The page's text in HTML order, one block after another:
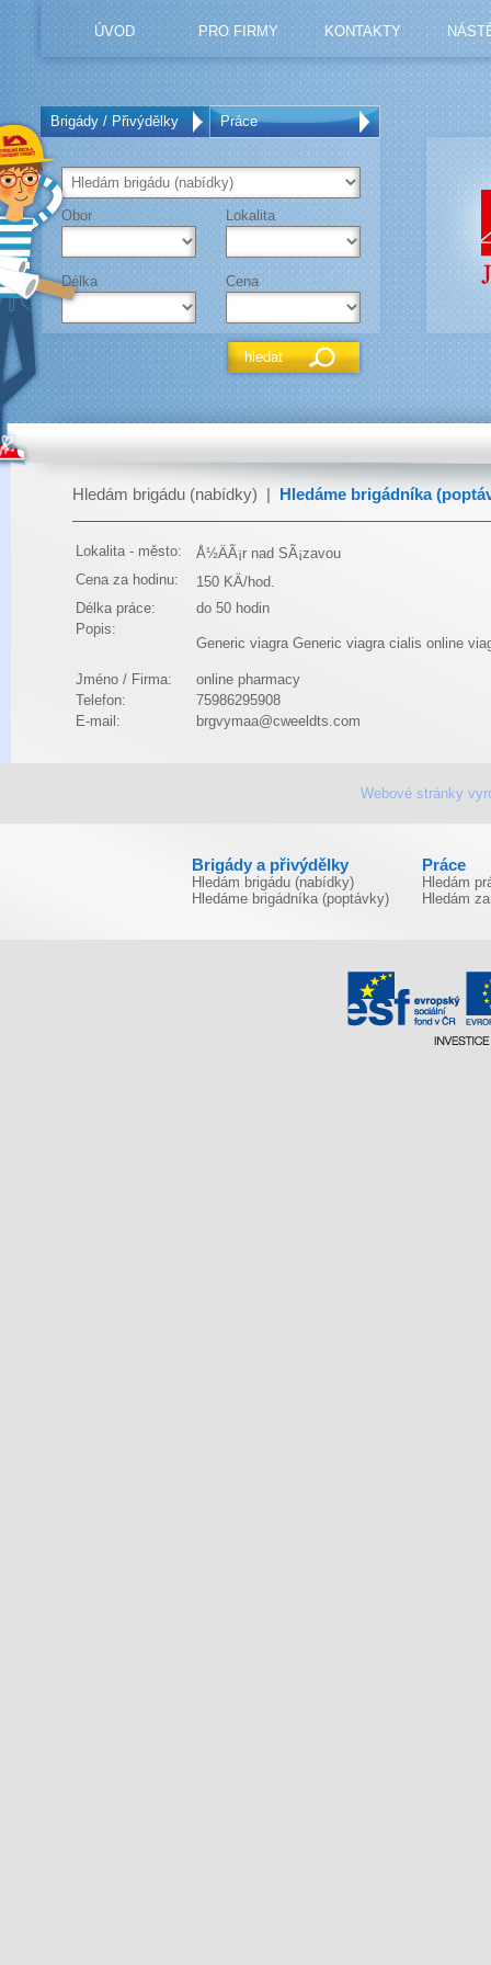
ÚVOD PRO FIRMY KONTAKTY
Brigády / Přivýdělky Práce
Obor Lokalita
Délka Cena
Hledám brigádu (nabídky) Hledáme brigádníka
Lokalita - město:
Å½ÄÃ¡r nad SÃ¡zavou
Cena za hodinu:
150 KÄ/hod.
Délka práce:
do 50 hodin
Popis:
Generic viagra Generic viagra cialis online
Jméno / Firma:
online pharmacy
Telefon:
75986295908
E-mail:
brgvymaa@cweeldts.com
Webové stránky
Brigády a přivýdělky
Hledám brigádu (nabídky)
Hledáme brigádníka (poptávky)
Práce
Hledám
Hledám